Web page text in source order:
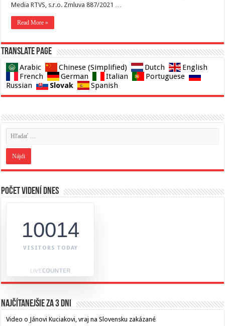
Media RTVS, s.r.o. Zmluva 887/2021 …
Read More »
Translate page
Arabic Chinese (Simplified) Dutch
English
French
German Italian
Portuguese
Russian
Slovak Spanish
Počet videní dnes
10014
VISITORS TODAY
Najčítanejšie za 3 dni
Video o Jánovi Kuciakovi, vraj na Slovensku zakázané